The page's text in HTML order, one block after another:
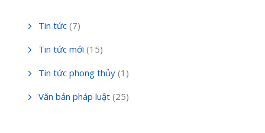
Tin tức (7)
Tin tức mới (15)
Tin tức phong thủy (1)
Văn bản pháp luật (25)